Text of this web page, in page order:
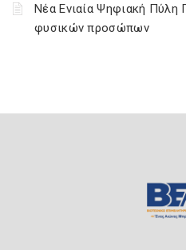
Νέα Ενιαία Ψηφιακή
φυσικών προσώπων